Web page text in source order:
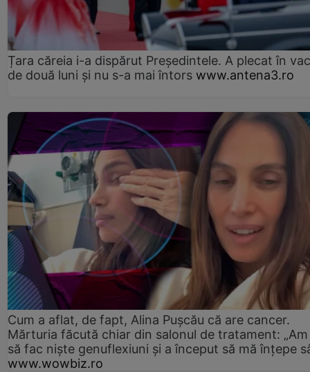
Țara căreia i-a dispărut Președintele. A plecat în
de două luni și nu s-a mai întors www.antena3.ro
Cum a aflat, de fapt, Alina Pușcău că are cancer.
Mărturia făcută chiar din salonul de tratament:
să fac niște genuflexiuni și a început să mă înțepe
www.wowbiz.ro